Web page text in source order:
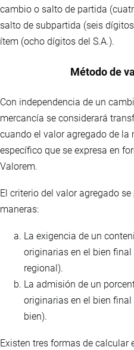
cambio o salto de partida
salto de subpartida (seis
ítem (ocho dígitos del S.A.).
Método de
Con independencia de un
mercancía se considerará
cuando el valor agregado de
específico que se expresa en
Valorem.
El criterio del valor agregado
maneras:
La exigencia de un
originarias en el bien
regional).
La admisión de un
originarias en el bien final
bien).
Existen tres formas de calcular